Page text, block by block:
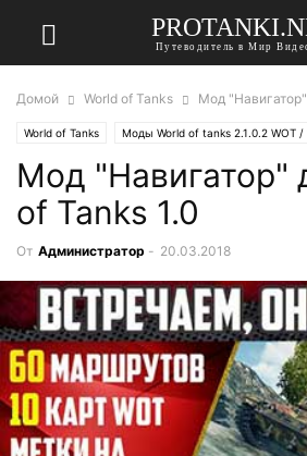
Путеводитель в Мир
Домой World of Tanks Мод
World of Tanks Моды World of tanks 2.1.0.2 WOT
Мод "Навигатор"
of Tanks 1.0
От Администратор - 20.03.2018